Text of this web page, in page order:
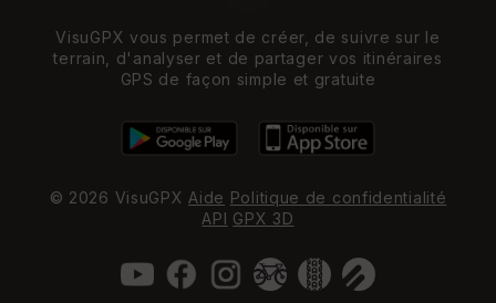
VisuGPX vous permet de créer, de suivre sur le
terrain, d'analyser et de partager vos itinéraires
GPS de façon simple et gratuite
© 2026 VisuGPX Aide Politique de confidentialité
API GPX 3D